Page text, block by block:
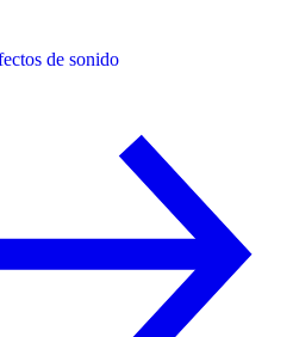
de sonido